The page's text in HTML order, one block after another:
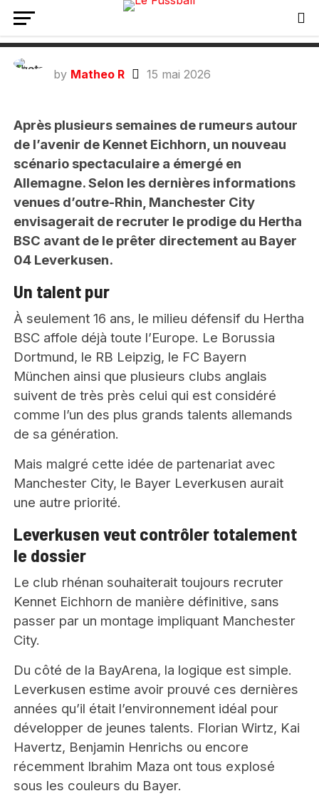
Manchester City prêt à aider le Bayer
Leverkusen pour Kennet Eichhorn ?
by Matheo R 15 mai 2026
Après plusieurs semaines de rumeurs autour
de l’avenir de Kennet Eichhorn, un nouveau
scénario spectaculaire a émergé en
Allemagne. Selon les dernières informations
venues d’outre-Rhin, Manchester City
envisagerait de recruter le prodige du Hertha
BSC avant de le prêter directement au Bayer
04 Leverkusen.
Un talent pur
À seulement 16 ans, le milieu défensif du Hertha
BSC affole déjà toute l’Europe. Le Borussia
Dortmund, le RB Leipzig, le FC Bayern
München ainsi que plusieurs clubs anglais
suivent de très près celui qui est considéré
comme l’un des plus grands talents allemands
de sa génération.
Mais malgré cette idée de partenariat avec
Manchester City, le Bayer Leverkusen aurait
une autre priorité.
Leverkusen veut contrôler totalement
le dossier
Le club rhénan souhaiterait toujours recruter
Kennet Eichhorn de manière définitive, sans
passer par un montage impliquant Manchester
City.
Du côté de la BayArena, la logique est simple.
Leverkusen estime avoir prouvé ces dernières
années qu’il était l’environnement idéal pour
développer de jeunes talents. Florian Wirtz, Kai
Havertz, Benjamin Henrichs ou encore
récemment Ibrahim Maza ont tous explosé
sous les couleurs du Bayer.